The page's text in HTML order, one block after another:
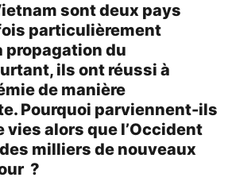
sont deux pays
particulièrement
propagation du
ils ont réussi à
de manière
Pourquoi parviennent-ils
vies alors que l’Occident
milliers de nouveaux
?